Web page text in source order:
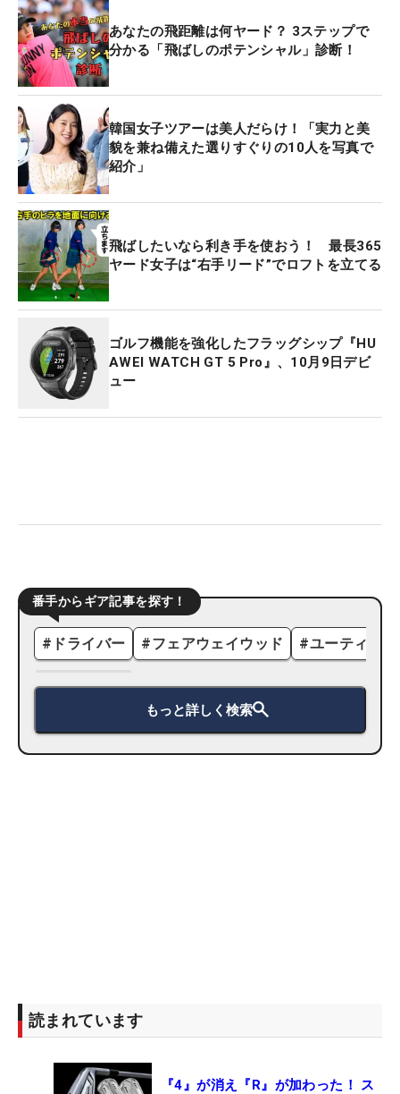
あなたの飛距離は何ヤード？ 3ステップで
分かる「飛ばしのポテンシャル」診断！
韓国女子ツアーは美人だらけ！「実力と美
貌を兼ね備えた選りすぐりの10人を写真で
紹介」
飛ばしたいなら利き手を使おう！ 最長365
ヤード女子は“右手リード”でロフトを立てる
ゴルフ機能を強化したフラッグシップ『HU
AWEI WATCH GT 5 Pro』、10月9日デビ
ュー
番手からギア記事を探す！
# ドライバー #フェアウェイウッド #ユーティリ
もっと詳しく検索
読まれています
『4』が消え『R』が加わった！ ス